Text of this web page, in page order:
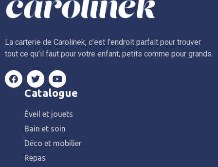
La carterie de Carolinek, c’est l’endroit parfait pour trouver
tout ce qu’il faut pour votre enfant, petits comme pour grands.
Catalogue
Éveil et jouets
Bain et soin
Déco et mobilier
Repas